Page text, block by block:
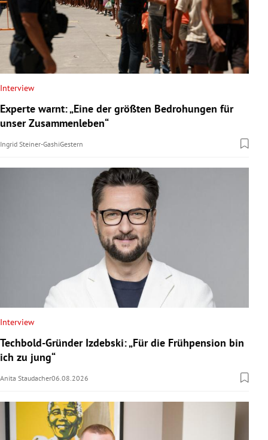
Interview
Experte warnt: „Eine der größten Bedrohungen für
unser Zusammenleben“
Ingrid Steiner-GashiGestern
Interview
Techbold-Gründer Izdebski: „Für die Frühpension bin
ich zu jung“
Anita Staudacher06.08.2026